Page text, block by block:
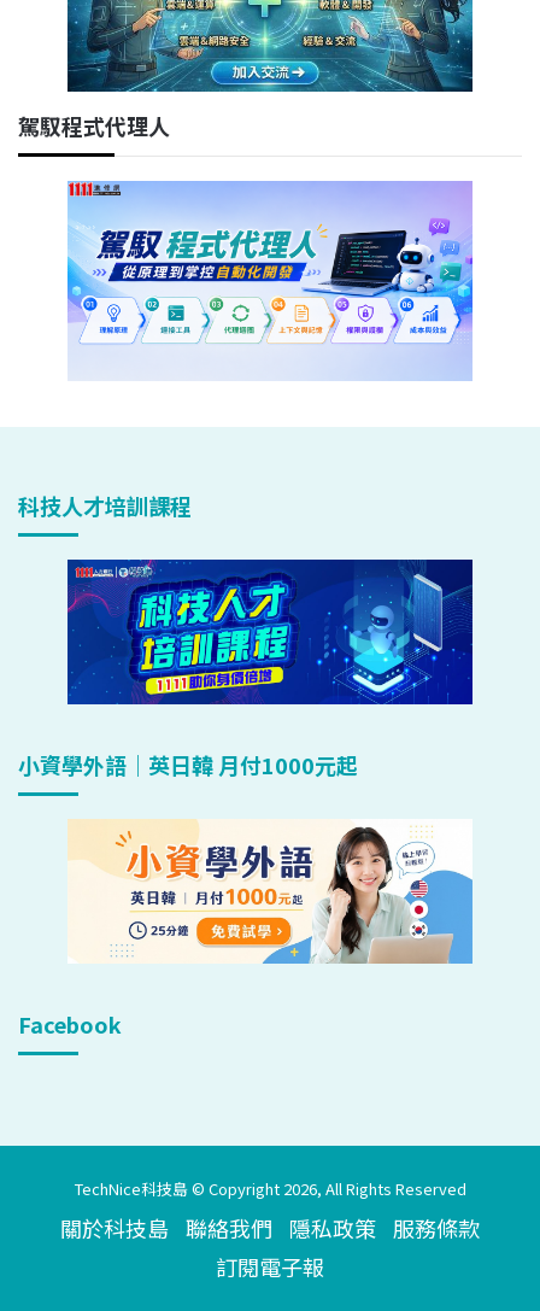
駕馭程式代理人
科技人才培訓課程
小資學外語｜英日韓 月付1000元起
Facebook
TechNice科技島 © Copyright 2026, All Rights Reserved
關於科技島 聯絡我們 隱私政策 服務條款
訂閱電子報